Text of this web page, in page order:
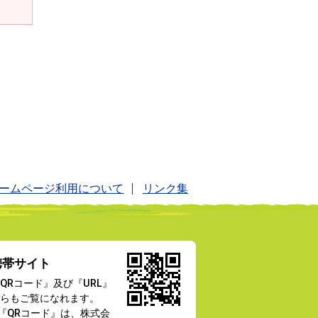
ムページ利用について リンク集
サイト
コード』及び『URL』
もご覧になれます。
QRコード』は、株式会